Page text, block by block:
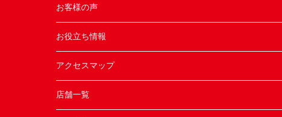
お客様の声
お役立ち情報
アクセスマップ
店舗一覧